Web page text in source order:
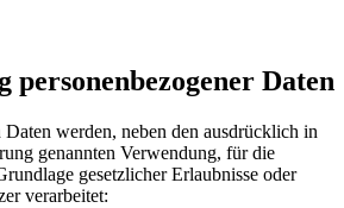
personenbezogener Daten
Daten werden, neben den ausdrücklich in
genannten Verwendung, für die
gesetzlicher Erlaubnisse oder
verarbeitet: